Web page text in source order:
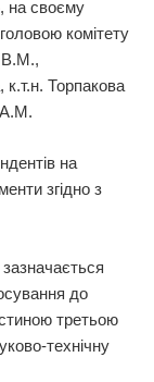
на своєму
комітету
В.М.,
к.т.н. Торпакова
А.М.
на
згідно з
до
третьою
технічну